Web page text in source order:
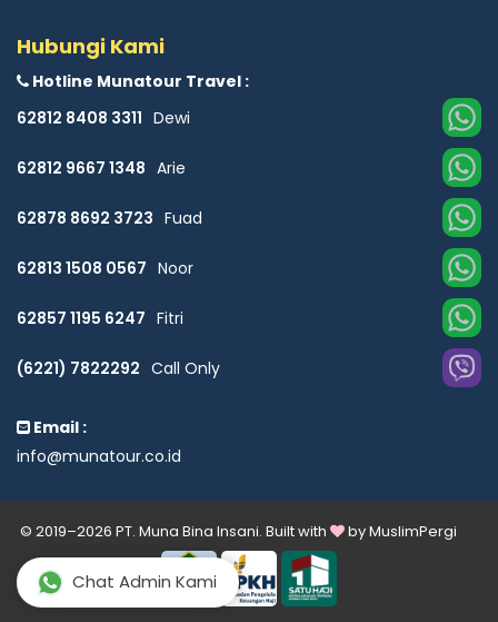
Hubungi Kami
Hotline Munatour Travel :
62812 8408 3311 Dewi
62812 9667 1348 Arie
62878 8692 3723 Fuad
62813 1508 0567 Noor
62857 1195 6247 Fitri
(6221) 7822292 Call Only
Email :
info@munatour.co.id
© 2019–2026 PT. Muna Bina Insani. Built with byMuslimPergi
Chat Admin Kami